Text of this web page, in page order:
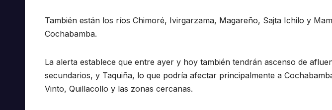
También están los ríos Chimoré, Ivirgarzama, Magareño, Sajta Ichilo y
Cochabamba.
La alerta establece que entre ayer y hoy también tendrán ascenso de
secundarios, y Taquiña, lo que podría afectar principalmente a
Vinto, Quillacollo y las zonas cercanas.